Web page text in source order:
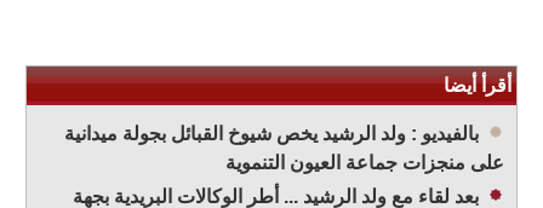
أقرأ أيضا
بالفيديو : ولد الرشيد يخص شيوخ القبائل بجولة ميدانية
على منجزات جماعة العيون التنموية
بعد لقاء مع ولد الرشيد ... أطر الوكالات البريدية بجهة